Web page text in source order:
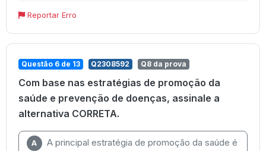
Reportar Erro
Questão 6 de 13 Q2308592 Q8 da prova
Com base nas estratégias de promoção da
saúde e prevenção de doenças, assinale a
alternativa CORRETA.
A
A principal estratégia de promoção da saúde é